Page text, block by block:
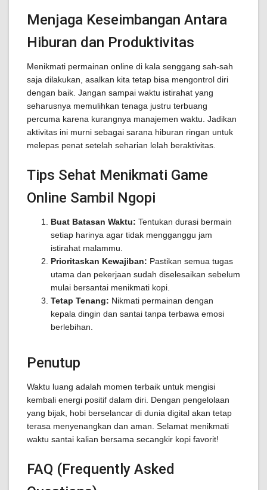
Menjaga Keseimbangan Antara
Hiburan dan Produktivitas
Menikmati permainan online di kala senggang sah-sah
saja dilakukan, asalkan kita tetap bisa mengontrol diri
dengan baik. Jangan sampai waktu istirahat yang
seharusnya memulihkan tenaga justru terbuang
percuma karena kurangnya manajemen waktu. Jadikan
aktivitas ini murni sebagai sarana hiburan ringan untuk
melepas penat setelah seharian lelah beraktivitas.
Tips Sehat Menikmati Game
Online Sambil Ngopi
Buat Batasan Waktu: Tentukan durasi bermain
setiap harinya agar tidak mengganggu jam
istirahat malammu.
Prioritaskan Kewajiban: Pastikan semua tugas
utama dan pekerjaan sudah diselesaikan sebelum
mulai bersantai menikmati kopi.
Tetap Tenang: Nikmati permainan dengan
kepala dingin dan santai tanpa terbawa emosi
berlebihan.
Penutup
Waktu luang adalah momen terbaik untuk mengisi
kembali energi positif dalam diri. Dengan pengelolaan
yang bijak, hobi berselancar di dunia digital akan tetap
terasa menyenangkan dan aman. Selamat menikmati
waktu santai kalian bersama secangkir kopi favorit!
FAQ (Frequently Asked